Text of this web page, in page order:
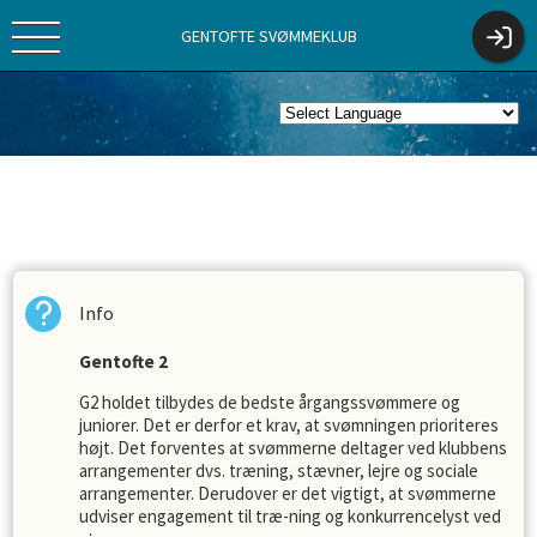
GENTOFTE SVØMMEKLUB
Info
Gentofte 2
G2 holdet tilbydes de bedste årgangssvømmere og
juniorer. Det er derfor et krav, at svømningen prioriteres
højt. Det forventes at svømmerne deltager ved klubbens
arrangementer dvs. træning, stævner, lejre og sociale
arrangementer. Derudover er det vigtigt, at svømmerne
udviser engagement til træ-ning og konkurrencelyst ved